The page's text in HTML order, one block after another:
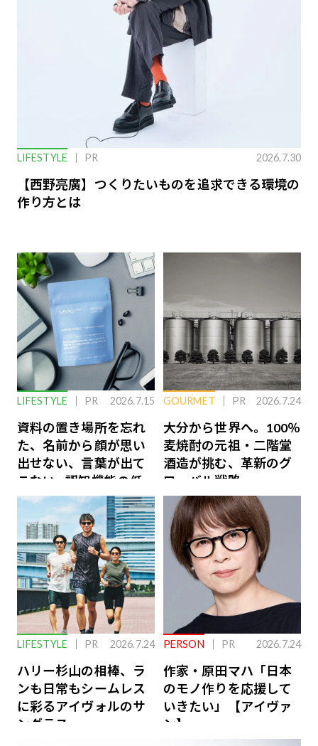
LIFESTYLE PR 2026.7.30
【西野亮廣】つくりたいものを追求できる環境の
作り方とは
LIFESTYLE PR 2026.7.15
資料の置き場所を忘れ
た、名前から顔が思い
出せない、言葉が出て
こない…認知機能の低
下を救う、脳のインナ
ーケアとは
GOURMET PR 2026.7.24
大分から世界へ。100％
麦焼酎の元祖・二階堂
酒造が挑む、革新のグ
ローバル戦略
LIFESTYLE PR 2026.7.24
ハリー杉山の相棒、ラ
ンも日常もシームレス
に彩るアイヴォルのサ
ングラス
PERSON PR 2026.7.24
作家・原田マハ「日本
のモノ作りを応援して
いきたい」【アイヴァ
ン】